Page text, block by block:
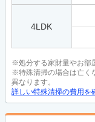
4LDK
※処分する家財量やお部
※特殊清掃の場合は亡く
異なります。
詳しい特殊清掃の費用を